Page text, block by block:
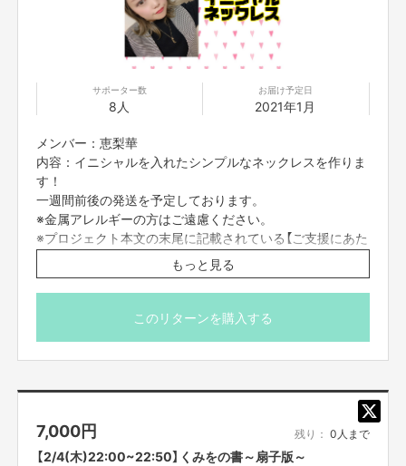
サポーター数
8人
お届け予定日
2021年1月
メンバー：恵梨華
内容：イニシャルを入れたシンプルなネックレスを作りま
す！
一週間前後の発送を予定しております。
※金属アレルギーの方はご遠慮ください。
※プロジェクト本文の末尾に記載されている【ご支援にあた
ってのご注意事項】を必ずご一読ください。
もっと見る
このリターンを購入する
7,000円 残り： 0人まで
【2/4(木)22:00~22:50】くみをの書～扇子版～